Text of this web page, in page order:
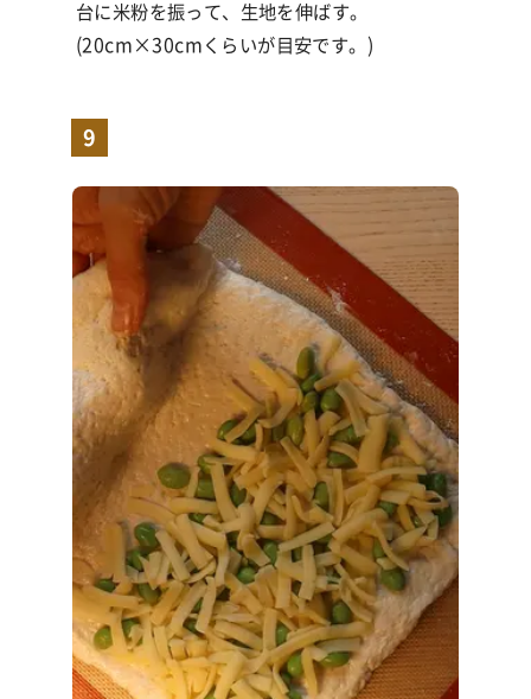
台に米粉を振って、生地を伸ばす。
(20cm×30cmくらいが目安です。)
9